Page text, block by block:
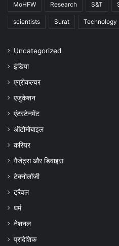
MoHFW Research S&T
scientists Surat Technology
Uncategorized
इंडिया
एग्रीकल्चर
एजुकेशन
एंटरटेनमेंट
ऑटोमोबाइल
करियर
गैजेट्स और डिवाइस
टेक्नोलॉजी
ट्रैवल
धर्म
नेशनल
प्रादेशिक